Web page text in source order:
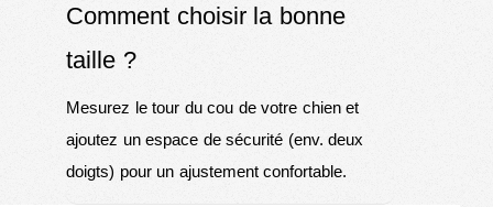
Comment choisir la bonne
taille ?
Mesurez le tour du cou de votre chien et
ajoutez un espace de sécurité (env. deux
doigts) pour un ajustement confortable.